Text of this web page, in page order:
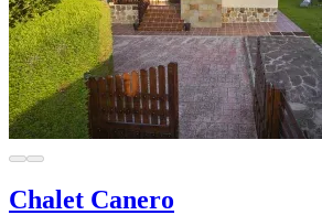
Chalet Canero